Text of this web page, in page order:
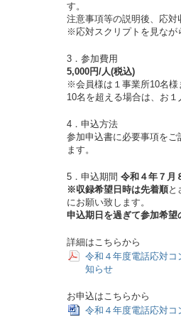
す。
注意事項等の説明後、応対
※応対スクリプトを見なが
3．参加費用
5,000円/人(税込)
※会員様は１事業所10名様
10名を超える場合は、お１
4．申込方法
参加申込書に必要事項を
ます。
5．申込期間 令和４年７月
※収録希望日時は先着順と
にお願い致します。
申込期日を過ぎて参加希
詳細はこちらから
令和４年度電話応対
知らせ
お申込はこちらから
令和４年度電話応対